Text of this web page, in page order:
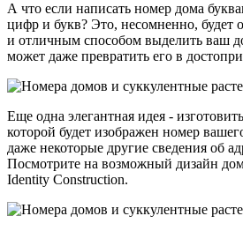
А что если написать номер дома
цифр и букв? Это, несомненно,
и отличным способом выделить ваш
может даже превратить его в
Еще одна элегантная идея -
которой будет изображен номер
даже некоторые другие сведения об
Посмотрите на возможный дизайн
Identity Construction.